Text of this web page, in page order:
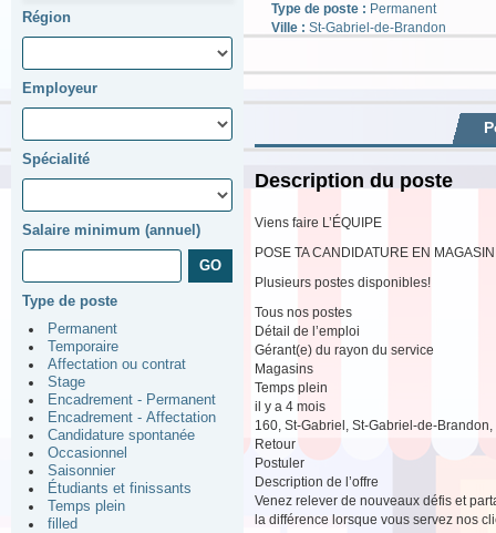
Région
Employeur
Spécialité
Salaire minimum (annuel)
Type de poste
Permanent
Temporaire
Affectation ou contrat
Stage
Encadrement - Permanent
Encadrement - Affectation
Candidature spontanée
Occasionnel
Saisonnier
Étudiants et finissants
Temps plein
filled
Type de poste : Permanent
Ville : St-Gabriel-de-Brandon
Description du poste
Viens faire L’ÉQUIPE
POSE TA CANDIDATURE EN
Plusieurs postes disponibles!
Tous nos postes
Détail de l’emploi
Gérant(e) du rayon du service
Magasins
Temps plein
il y a 4 mois
160, St-Gabriel, St-Gabriel-de-
Retour
Postuler
Description de l’offre
Venez relever de nouveaux défis et
la différence lorsque vous servez nos